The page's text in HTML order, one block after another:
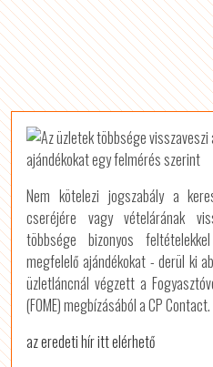
Nem kötelezi jogszabály a
cseréjére vagy vételárának
többsége bizonyos
megfelelő ajándékokat - derül ki
üzletláncnál végzett a
(FOME) megbízásából a CP Contact.
az eredeti hír itt elérhető